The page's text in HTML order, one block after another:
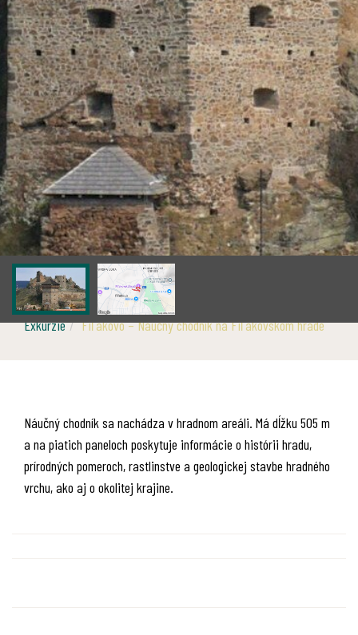
Exkurzie Fiľakovo – Náučný chodník na Fiľakovskom hrade
Náučný chodník sa nachádza v hradnom areáli. Má dĺžku 505 m
a na piatich paneloch poskytuje informácie o histórii hradu,
prírodných pomeroch, rastlinstve a geologickej stavbe hradného
vrchu, ako aj o okolitej krajine.